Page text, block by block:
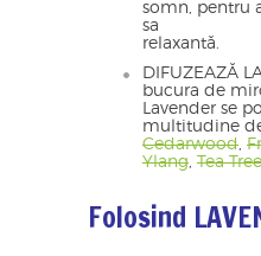
somn, pentru
sa
relaxantă.
DIFUZEAZĂ
bucura de
Lavender se
multitudine
Cedarwood
Ylang Tea Tree
Folosind